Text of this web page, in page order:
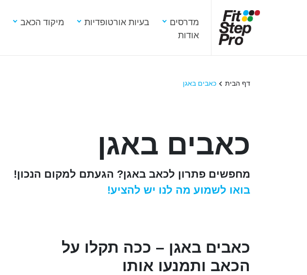
מדרסים בעיות אורטופדיות מיקוד הכאב
אודות
דף הבית כאבים באגן
כאבים באגן
מחפשים פתרון לכאב באגן? הגעתם למקום הנכון!
בואו לשמוע מה לנו יש להציע!
כאבים באגן – ככה תקלו על
הכאב ותמנעו אותו